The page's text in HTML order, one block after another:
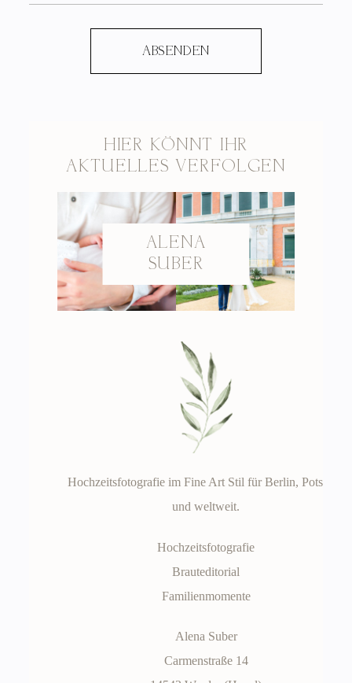
HIER KÖNNT IHR
AKTUELLES VERFOLGEN
ALENA
SUBER
Alena Suber
Carmenstraße 14
Hochzeitsfotografie
Brauteditorial
Familienmomente
Hochzeitsfotografie im Fine Art Stil für Berlin, Potsdam
und weltweit.